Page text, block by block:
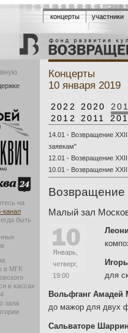
концерты участники
на
канал
быть
в МГК
в кассах
зала
Концерты
10 января 2019
2022 2020
2012
2011
14.01 - Возвращение
заявкам"
12.01 - Возвращение
10.01 - Возвращение
Возвращение
Малый зал
Январь,
четверг,
19:00
для
Вольфганг Амадей
до мажор для двух
Сальваторе